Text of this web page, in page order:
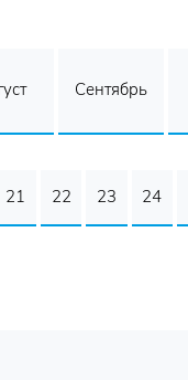
Сентябрь
21 22 23 24